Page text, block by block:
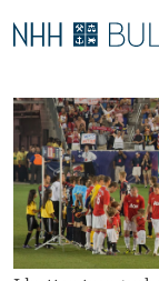
T
S
O
O
V
E
D
M
E
Ø
K
I
N
E
T
T
E
D
E
Stipendiater
Disputaser
Ekspertutvalg
Om Bulletin